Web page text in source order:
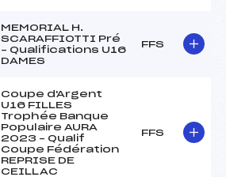
MEMORIAL H.
SCARAFFIOTTI Pré
– Qualifications U16
DAMES
FFS
Coupe d'Argent
U16 FILLES
Trophée Banque
Populaire AURA
2023 – Qualif
Coupe Fédération
REPRISE DE
CEILLAC
FFS